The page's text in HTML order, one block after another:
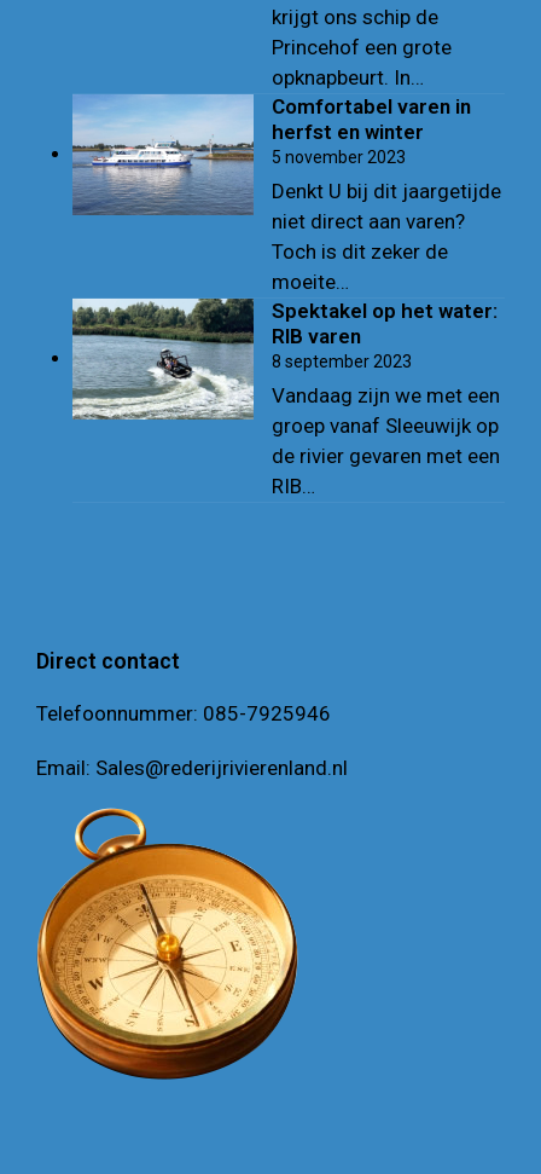
krijgt ons schip de
Princehof een grote
opknapbeurt. In…
Comfortabel varen in
herfst en winter
5 november 2023
Denkt U bij dit jaargetijde
niet direct aan varen?
Toch is dit zeker de
moeite…
Spektakel op het water:
RIB varen
8 september 2023
Vandaag zijn we met een
groep vanaf Sleeuwijk op
de rivier gevaren met een
RIB…
Direct contact
Telefoonnummer: 085-7925946
Email: Sales@rederijrivierenland.nl